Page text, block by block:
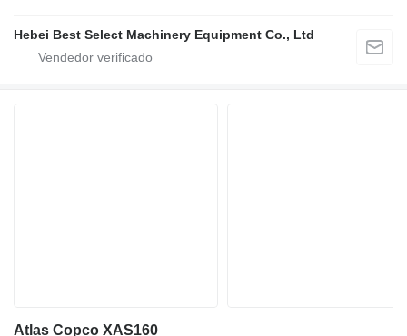
Hebei Best Select Machinery Equipment Co., Ltd
Atlas Copco XAS160